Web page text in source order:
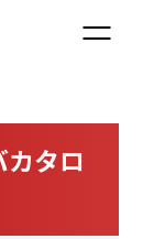
タロ